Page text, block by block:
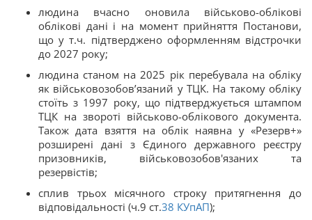
людина вчасно оновила військово-облікові
облікові дані і на момент прийняття Постанови,
що у т.ч. підтверджено оформленням відстрочки
до 2027 року;
людина станом на 2025 рік перебувала на обліку
як військовозобов’язаний у ТЦК. На такому обліку
стоїть з 1997 року, що підтверджується штампом
ТЦК на звороті військово-облікового документа.
Також дата взяття на облік наявна у «Резерв+»
розширені дані з Єдиного державного реєстру
призовників, військовозобов'язаних та
резервістів;
сплив трьох місячного строку притягнення до
відповідальності (ч.9 ст.38 КУпАП);